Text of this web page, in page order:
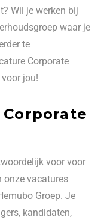
Wil je werken bij
waar je
te
Corporate
jou!
voor voor
onze vacatures
Groep. Je
kandidaten,